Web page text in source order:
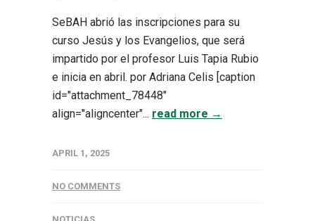
SeBAH abrió las inscripciones para su
curso Jesús y los Evangelios, que será
impartido por el profesor Luis Tapia Rubio
e inicia en abril. por Adriana Celis [caption
id="attachment_78448"
align="aligncenter"... read more →
APRIL 1, 2025
NO COMMENTS